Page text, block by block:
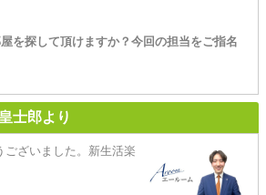
を探して頂けますか？今回の担当をご指名
士郎より
ございました。新生活楽